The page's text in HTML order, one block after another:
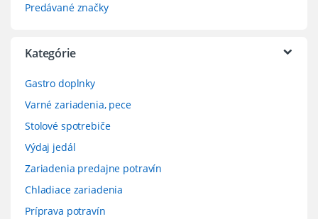
Predávané značky
Kategórie
Gastro doplnky
Varné zariadenia, pece
Stolové spotrebiče
Výdaj jedál
Zariadenia predajne potravín
Chladiace zariadenia
Príprava potravín